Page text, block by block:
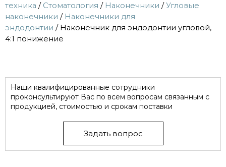
техника / Стоматология / Наконечники /Угловые
наконечники / Наконечники для
эндодонтии / Наконечник для эндодонтии угловой,
4:1 понижение
Наши квалифицированные сотрудники
проконсультируют Вас по всем вопросам связанным с
продукцией, стоимостью и срокам поставки
Задать вопрос